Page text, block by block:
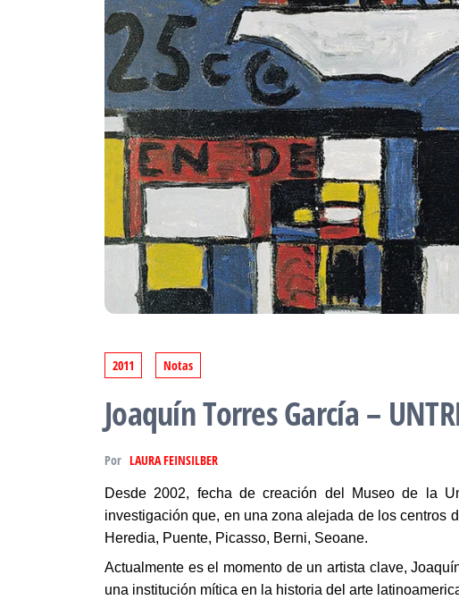
2011 Notas
Joaquín Torres García –
Por LAURA FEINSILBER
Desde 2002, fecha de creación del Museo de la
investigación que, en una zona alejada de los centros
Heredia, Puente, Picasso, Berni, Seoane.
Actualmente es el momento de un artista clave,
una institución mítica en la historia del arte